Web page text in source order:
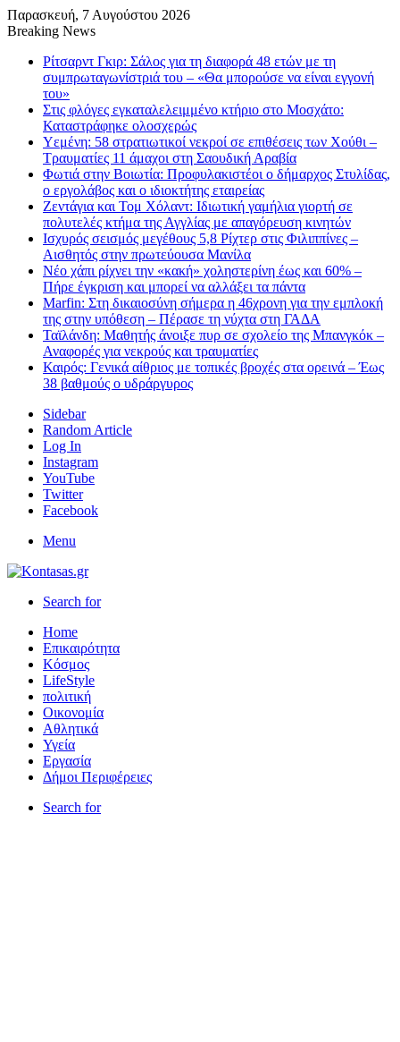
Παρασκευή, 7 Αυγούστου 2026
Breaking News
Ρίτσαρντ Γκιρ: Σάλος για τη διαφορά 48 ετών με τη
συμπρωταγωνίστριά του – «Θα μπορούσε να είναι εγγονή
του»
Στις φλόγες εγκαταλελειμμένο κτήριο στο Μοσχάτο:
Καταστράφηκε ολοσχερώς
Υεμένη: 58 στρατιωτικοί νεκροί σε επιθέσεις των Χούθι –
Τραυματίες 11 άμαχοι στη Σαουδική Αραβία
Φωτιά στην Βοιωτία: Προφυλακιστέοι ο δήμαρχος Στυλίδας,
ο εργολάβος και ο ιδιοκτήτης εταιρείας
Ζεντάγια και Τομ Χόλαντ: Ιδιωτική γαμήλια γιορτή σε
πολυτελές κτήμα της Αγγλίας με απαγόρευση κινητών
Ισχυρός σεισμός μεγέθους 5,8 Ρίχτερ στις Φιλιππίνες –
Αισθητός στην πρωτεύουσα Μανίλα
Νέο χάπι ρίχνει την «κακή» χοληστερίνη έως και 60% –
Πήρε έγκριση και μπορεί να αλλάξει τα πάντα
Marfin: Στη δικαιοσύνη σήμερα η 46χρονη για την εμπλοκή
της στην υπόθεση – Πέρασε τη νύχτα στη ΓΑΔΑ
Ταϊλάνδη: Μαθητής άνοιξε πυρ σε σχολείο της Μπανγκόκ –
Αναφορές για νεκρούς και τραυματίες
Καιρός: Γενικά αίθριος με τοπικές βροχές στα ορεινά – Έως
38 βαθμούς ο υδράργυρος
Sidebar
Random Article
Log In
Instagram
YouTube
Twitter
Facebook
Menu
Search for
Home
Επικαιρότητα
Κόσμος
LifeStyle
πολιτική
Οικονομία
Αθλητικά
Υγεία
Εργασία
Δήμοι Περιφέρειες
Search for